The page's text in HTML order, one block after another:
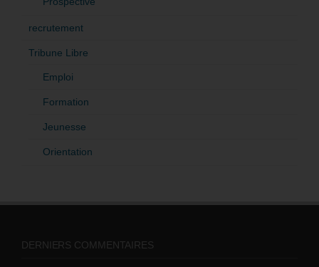
recrutement
Tribune Libre
Emploi
Formation
Jeunesse
Orientation
DERNIERS COMMENTAIRES